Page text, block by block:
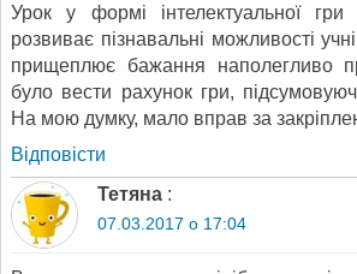
Урок у формі інтелектуальної
розвиває пізнавальні можливості
прищеплює бажання наполегливо
було вести рахунок гри,
На мою думку, мало вправ за
Відповіcти
Тетяна :
07.03.2017 о 17:04